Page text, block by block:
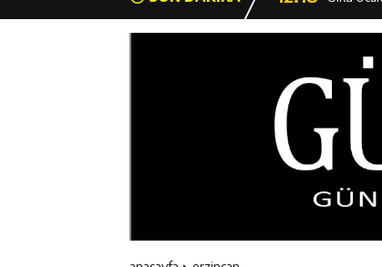
12:16 Vali
12:16